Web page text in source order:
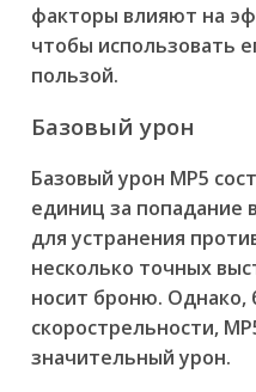
факторы влияют на
чтобы использовать
пользой.
Базовый урон
Базовый урон MP5
единиц за попадание
для устранения
несколько точных
носит броню. Однако,
скорострельности,
значительный урон.